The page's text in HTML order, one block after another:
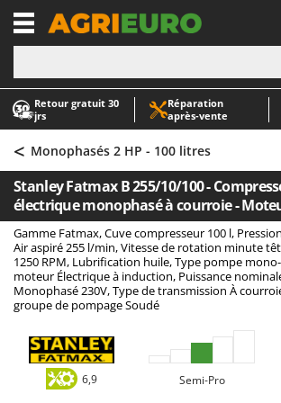
Retour gratuit 30
jrs
Réparation
après‑vente
-1
A
Abris de jardin
Accessoires pour tracteurs
Aérateurs Scarificateurs pour
Arracheuses de pommes de terre
Aspirateurs - Balais Électriques
Aspirateurs à cendres
Aspirateurs à feuilles sur roues
Aspirateurs de piscine
Aspirateurs Multifonctions
Atomiseurs agricoles pour tracteurs
Atomiseurs pour traitements
A
AgriEuro Premium
AgriEuro TOP-LINE
AGT
Aima
Airmec
AL-KO
ALA 2000
Alce
Alpina
Ama
< Monophasés 2 HP - 100 litres
Stanley Fatmax B 255/10/100 -
électrique monophasé à courroie -
Gamme Fatmax, Cuve compresseur 100 l,
Air aspiré 255 l/min, Vitesse de rotation minute
1250 RPM, Lubrification huile, Type pompe
moteur Électrique à induction, Puissance
Monophasé 230V, Type de transmission À
groupe de pompage Soudé
6,9 Semi-Pro